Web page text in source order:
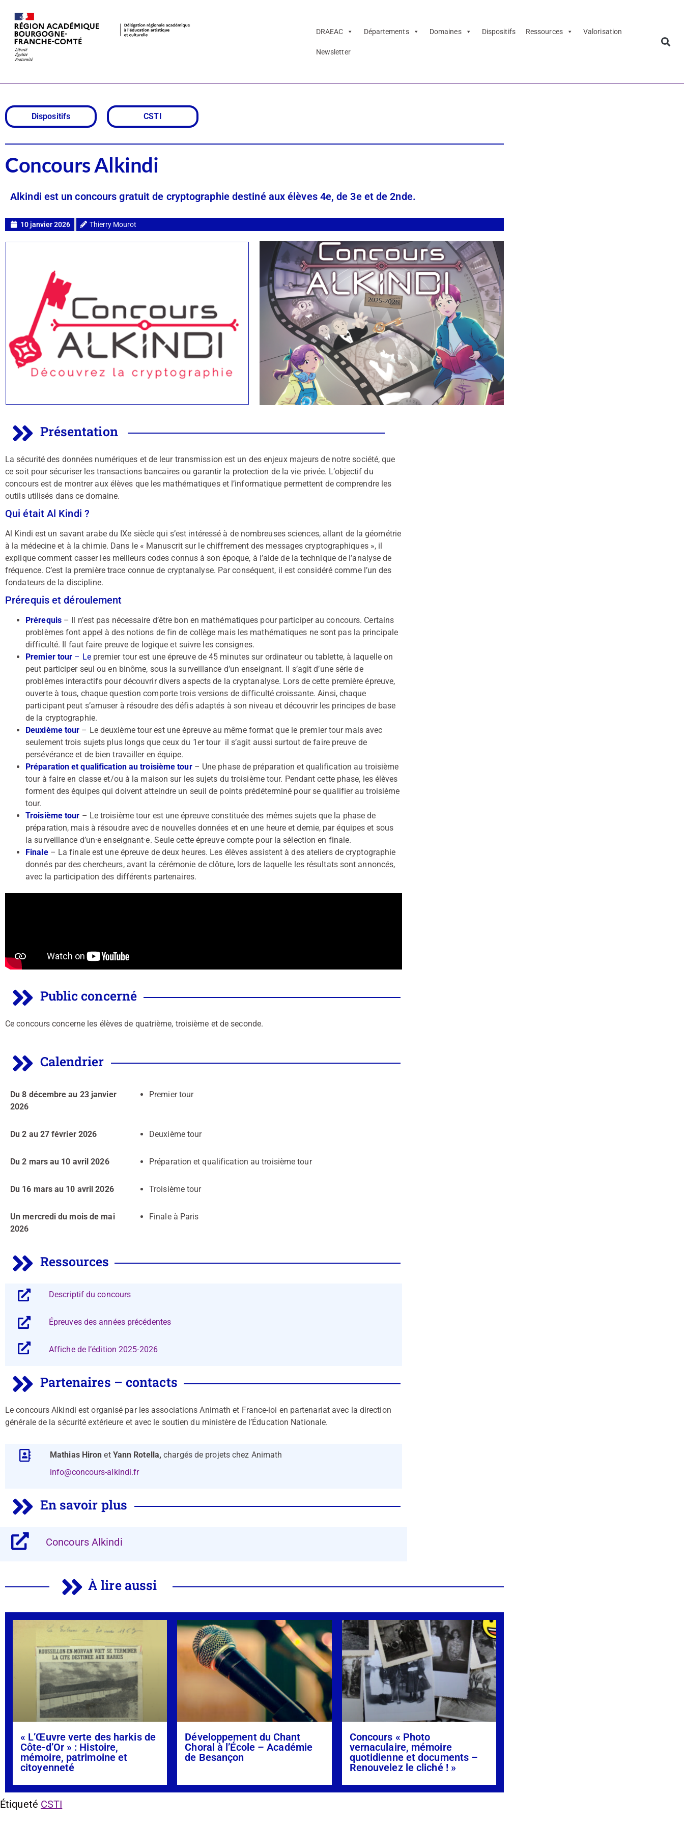
DRAEAC Départements Domaines Dispositifs Ressources Valorisation
Newsletter
Concours Alkindi
Dispositifs CSTI
Concours Alkindi
Alkindi est un concours gratuit de cryptographie destiné aux élèves 4e, de 3e et de 2nde.
10 janvier 2026 Thierry Mourot
Présentation
La sécurité des données numériques et de leur transmission est un des enjeux majeurs de notre société, que
ce soit pour sécuriser les transactions bancaires ou garantir la protection de la vie privée. L’objectif du
concours est de montrer aux élèves que les mathématiques et l’informatique permettent de comprendre les
outils utilisés dans ce domaine.
Qui était Al Kindi ?
Al Kindi est un savant arabe du IXe siècle qui s’est intéressé à de nombreuses sciences, allant de la géométrie
à la médecine et à la chimie. Dans le « Manuscrit sur le chiffrement des messages cryptographiques », il
explique comment casser les meilleurs codes connus à son époque, à l’aide de la technique de l’analyse de
fréquence. C’est la première trace connue de cryptanalyse. Par conséquent, il est considéré comme l’un des
fondateurs de la discipline.
Prérequis et déroulement
Prérequis – Il n’est pas nécessaire d’être bon en mathématiques pour participer au concours. Certains
problèmes font appel à des notions de fin de collège mais les mathématiques ne sont pas la principale
difficulté. Il faut faire preuve de logique et suivre les consignes.
Premier tour – Lepremier tour est une épreuve de 45 minutes sur ordinateur ou tablette, à laquelle on
peut participer seul ou en binôme, sous la surveillance d’un enseignant. Il s’agit d’une série de
problèmes interactifs pour découvrir divers aspects de la cryptanalyse. Lors de cette première épreuve,
ouverte à tous, chaque question comporte trois versions de difficulté croissante. Ainsi, chaque
participant peut s’amuser à résoudre des défis adaptés à son niveau et découvrir les principes de base
de la cryptographie.
Deuxième tour – Le deuxième tour est une épreuve au même format que le premier tour mais avec
seulement trois sujets plus longs que ceux du 1er tour il s’agit aussi surtout de faire preuve de
persévérance et de bien travailler en équipe.
Préparation et qualification au troisième tour– Une phase de préparation et qualification au troisième
tour à faire en classe et/ou à la maison sur les sujets du troisième tour. Pendant cette phase, les élèves
forment des équipes qui doivent atteindre un seuil de points prédéterminé pour se qualifier au troisième
tour.
Troisième tour – Le troisième tour est une épreuve constituée des mêmes sujets que la phase de
préparation, mais à résoudre avec de nouvelles données et en une heure et demie, par équipes et sous
la surveillance d’un·e enseignant·e. Seule cette épreuve compte pour la sélection en finale.
Finale – La finale est une épreuve de deux heures. Les élèves assistent à des ateliers de cryptographie
donnés par des chercheurs, avant la cérémonie de clôture, lors de laquelle les résultats sont annoncés,
avec la participation des différents partenaires.
Public concerné
Ce concours concerne les élèves de quatrième, troisième et de seconde.
Calendrier
Du 8 décembre au 23 janvier
2026
Premier tour
Du 2 au 27 février 2026 Deuxième tour
Du 2 mars au 10 avril 2026 Préparation et qualification au troisième tour
Du 16 mars au 10 avril 2026 Troisième tour
Un mercredi du mois de mai
2026
Finale à Paris
Ressources
Descriptif du concours
Épreuves des années précédentes
Affiche de l’édition 2025-2026
Partenaires – contacts
Le concours Alkindi est organisé par les associations Animath et France-ioi en partenariat avec la direction
générale de la sécurité extérieure et avec le soutien du ministère de l’Éducation Nationale.
Mathias Hiron et Yann Rotella,chargés de projets chez Animath
info@concours-alkindi.fr
En savoir plus
Concours Alkindi
À lire aussi
« L’Œuvre verte des harkis de
Côte-d’Or » : Histoire,
mémoire, patrimoine et
citoyenneté
Développement du Chant
Choral à l’École – Académie
de Besançon
Concours « Photo
vernaculaire, mémoire
quotidienne et documents –
Renouvelez le cliché ! »
Étiqueté CSTI